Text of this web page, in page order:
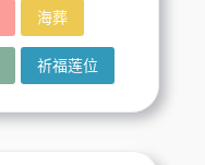
海葬
祈福莲位